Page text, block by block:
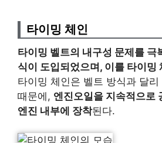
타이밍 체인
타이밍 벨트의 내구성 문제를 극
식이 도입되었으며, 이를 타이밍
타이밍 체인은 벨트 방식과 달
때문에, 엔진오일을 지속적으로
엔진 내부에 장착된다.